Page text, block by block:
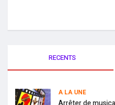
RECENTS
A LA UNE